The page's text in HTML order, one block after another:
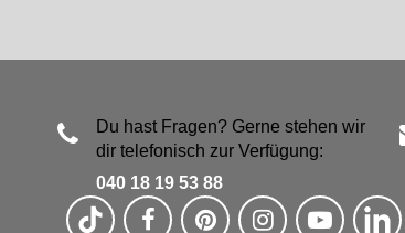
Du hast Fragen? Gerne stehen wir
dir telefonisch zur Verfügung:
040 18 19 53 88